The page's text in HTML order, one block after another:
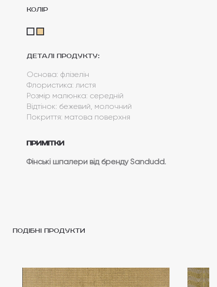
колір
Деталі продукту:
Основа: флізелін
Флористика: листя
Розмір малюнка: середній
Відтінок: бежевий, молочний
Покриття: матова поверхня
Примітки
Фінські шпалери від бренду Sandudd.
подібні продукти